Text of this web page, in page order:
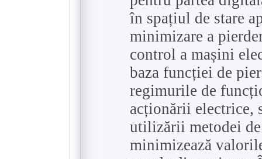
în spațiul de stare
minimizare a
control a mașini
baza funcției de
regimurile de
acționării electrice,
utilizării metodei
minimizează